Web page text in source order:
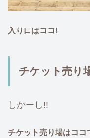
入り口はココ!
チケット売り
しかーし!!
チケット売り場はココ